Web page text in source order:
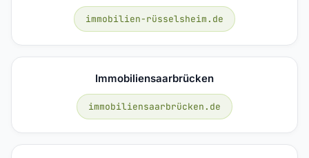
immobilien-rüsselsheim.de
Immobiliensaarbrücken
immobiliensaarbrücken.de